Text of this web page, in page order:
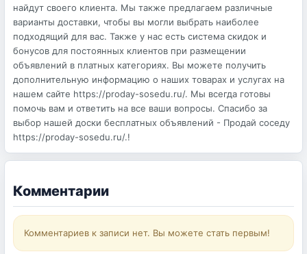
найдут своего клиента. Мы также предлагаем различные
варианты доставки, чтобы вы могли выбрать наиболее
подходящий для вас. Также у нас есть система скидок и
бонусов для постоянных клиентов при размещении
объявлений в платных категориях. Вы можете получить
дополнительную информацию о наших товарах и услугах на
нашем сайте https://proday-sosedu.ru/. Мы всегда готовы
помочь вам и ответить на все ваши вопросы. Спасибо за
выбор нашей доски бесплатных объявлений - Продай соседу
https://proday-sosedu.ru/.!
Комментарии
Комментариев к записи нет. Вы можете стать первым!